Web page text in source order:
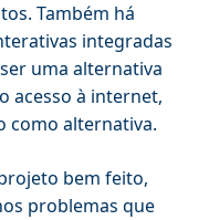
Também há
integradas
uma alternativa
acesso à internet,
como alternativa.
bem feito,
problemas que